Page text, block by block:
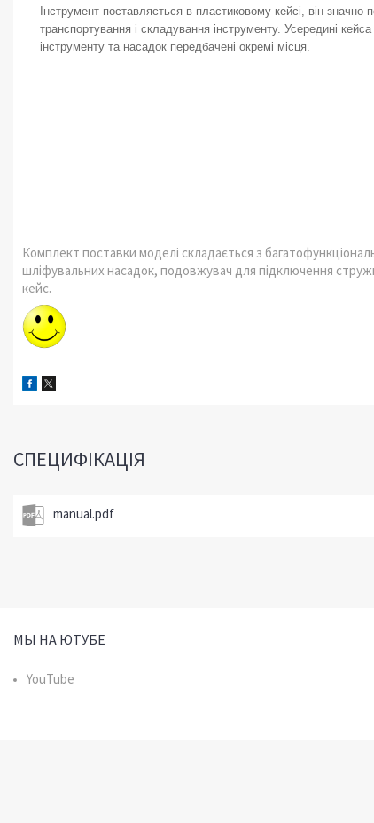
Інструмент поставляється в пластиковому кейсі, він значно
транспортування і складування інструменту. Усередині
інструменту та насадок передбачені окремі місця.
Комплект поставки моделі складається з
шліфувальних насадок, подовжувач для підключення
кейс.
СПЕЦИФІКАЦІЯ
manual.pdf
МЫ НА ЮТУБЕ
YouTube